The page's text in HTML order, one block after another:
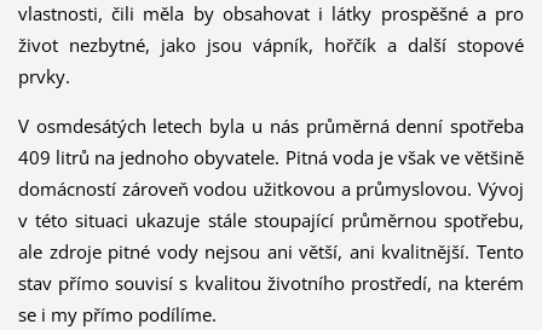
vlastnosti, čili měla by obsahovat i látky prospěšné a pro
život nezbytné, jako jsou vápník, hořčík a další stopové
prvky.
V osmdesátých letech byla u nás průměrná denní spotřeba
409 litrů na jednoho obyvatele. Pitná voda je však ve většině
domácností zároveň vodou užitkovou a průmyslovou. Vývoj
v této situaci ukazuje stále stoupající průměrnou spotřebu,
ale zdroje pitné vody nejsou ani větší, ani kvalitnější. Tento
stav přímo souvisí s kvalitou životního prostředí, na kterém
se i my přímo podílíme.